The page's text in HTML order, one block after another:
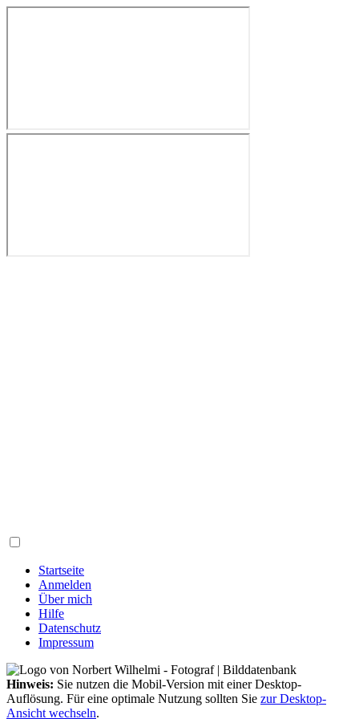
Startseite
Anmelden
Über mich
Hilfe
Datenschutz
Impressum
Hinweis: Sie nutzen die Mobil-Version mit einer Desktop-
Auflösung. Für eine optimale Nutzung sollten Sie zur Desktop-
Ansicht wechseln.